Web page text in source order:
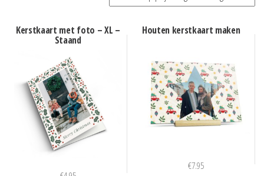
prijs:
Kerstkaart met foto – XL –
Staand
Houten kerstkaart maken
€7.95